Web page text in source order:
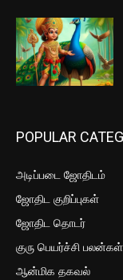
POPULAR
அடிப்படை ஜோதிடம்
ஜோதிட குறிப்புகள்
ஜோதிட தொடர்
குரு பெயர்ச்சி பலன்கள்
ஆன்மிக தகவல்